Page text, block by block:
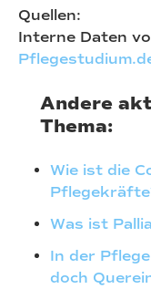
Quellen:
Interne Daten
Andere
Thema:
Wie ist die
Was ist
In der
doch